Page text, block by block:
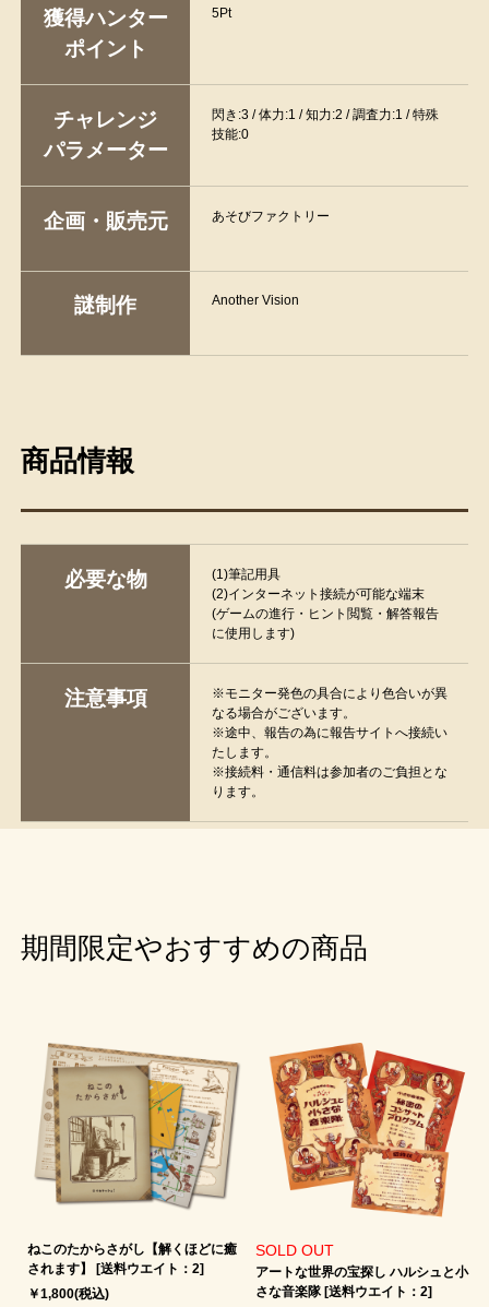
獲得ハンター
ポイント
5Pt
チャレンジ
パラメーター
閃き:3 / 体力:1 / 知力:2 / 調査力:1 / 特殊
技能:0
企画・販売元 あそびファクトリー
謎制作 Another Vision
商品情報
必要な物
(1)筆記用具
(2)インターネット接続が可能な端末
(ゲームの進行・ヒント閲覧・解答報告
に使用します)
注意事項
※モニター発色の具合により色合いが異
なる場合がございます。
※途中、報告の為に報告サイトへ接続い
たします。
※接続料・通信料は参加者のご負担とな
ります。
期間限定やおすすめの商品
ねこのたからさがし【解くほどに癒
されます】 [送料ウエイト：2]
￥1,800(税込)
SOLD OUT
アートな世界の宝探し ハルシュと小
さな音楽隊 [送料ウエイト：2]